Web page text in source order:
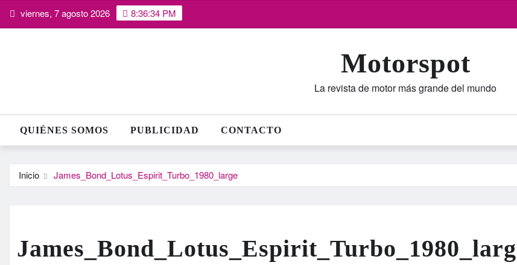
Saltar viernes, 7 agosto 2026 8:36:35 PM
Motorspot
La revista de motor más grande del mundo
QUIÉNES SOMOS PUBLICIDAD CONTACTO
Inicio James_Bond_Lotus_Espirit_Turbo_1980_large
James_Bond_Lotus_Espirit_Turbo_1980_larg